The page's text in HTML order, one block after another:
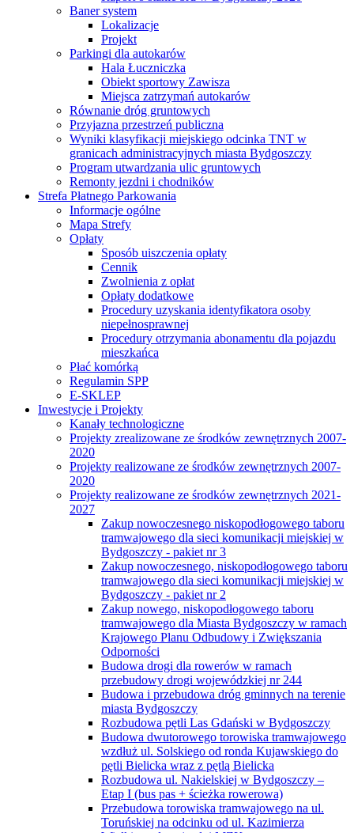
Baner system
Lokalizacje
Projekt
Parkingi dla autokarów
Hala Łuczniczka
Obiekt sportowy Zawisza
Miejsca zatrzymań autokarów
Równanie dróg gruntowych
Przyjazna przestrzeń publiczna
Wyniki klasyfikacji miejskiego odcinka TNT w
granicach administracyjnych miasta Bydgoszczy
Program utwardzania ulic gruntowych
Remonty jezdni i chodników
Strefa Płatnego Parkowania
Informacje ogólne
Mapa Strefy
Opłaty
Sposób uiszczenia opłaty
Cennik
Zwolnienia z opłat
Opłaty dodatkowe
Procedury uzyskania identyfikatora osoby
niepełnosprawnej
Procedury otrzymania abonamentu dla pojazdu
mieszkańca
Płać komórką
Regulamin SPP
E-SKLEP
Inwestycje i Projekty
Kanały technologiczne
Projekty zrealizowane ze środków zewnętrznych 2007-
2020
Projekty realizowane ze środków zewnętrznych 2007-
2020
Projekty realizowane ze środków zewnętrznych 2021-
2027
Zakup nowoczesnego niskopodłogowego taboru
tramwajowego dla sieci komunikacji miejskiej w
Bydgoszczy - pakiet nr 3
Zakup nowoczesnego, niskopodłogowego taboru
tramwajowego dla sieci komunikacji miejskiej w
Bydgoszczy - pakiet nr 2
Zakup nowego, niskopodłogowego taboru
tramwajowego dla Miasta Bydgoszczy w ramach
Krajowego Planu Odbudowy i Zwiększania
Odporności
Budowa drogi dla rowerów w ramach
przebudowy drogi wojewódzkiej nr 244
Budowa i przebudowa dróg gminnych na terenie
miasta Bydgoszczy
Rozbudowa pętli Las Gdański w Bydgoszczy
Budowa dwutorowego torowiska tramwajowego
wzdłuż ul. Solskiego od ronda Kujawskiego do
pętli Bielicka wraz z pętlą Bielicka
Rozbudowa ul. Nakielskiej w Bydgoszczy –
Etap I (bus pas + ścieżka rowerowa)
Przebudowa torowiska tramwajowego na ul.
Toruńskiej na odcinku od ul. Kazimierza